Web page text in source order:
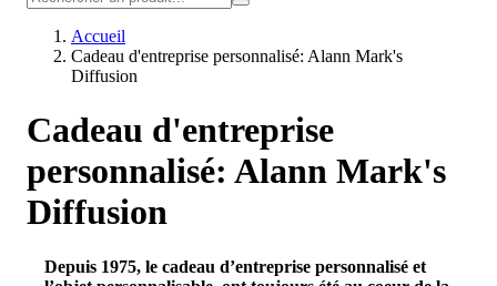
Accueil
Cadeau d'entreprise personnalisé: Alann Mark's
Diffusion
Cadeau d'entreprise
personnalisé: Alann Mark's
Diffusion
Depuis 1975, le cadeau d’entreprise personnalisé et